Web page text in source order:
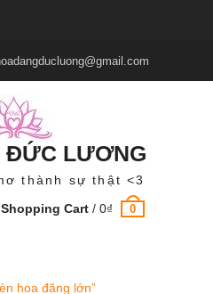
ĐỨC LƯƠNG
thành sự thật <3
Shopping Cart /0₫ 0
hoa đăng lớn”